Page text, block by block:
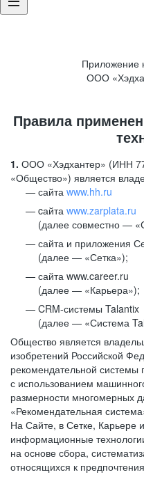
Приложение
ООО
Правила
1. ООО «Хэдхантер» (ИНН
«Общество») является
сайта www.hh.ru
cайта www.zarplata.ru
(далее совместно —
сайта и приложения
(далее — «Сетка»);
сайта www.career.ru
(далее — «Карьера»);
CRM-системы Talantix
(далее — «Система
Общество является
изобретений Российской
рекомендательной системы
с использованием
размерности многомерных
«Рекомендательная
На Сайте, в Сетке, Карьере
информационные
на основе сбора,
относящихся к